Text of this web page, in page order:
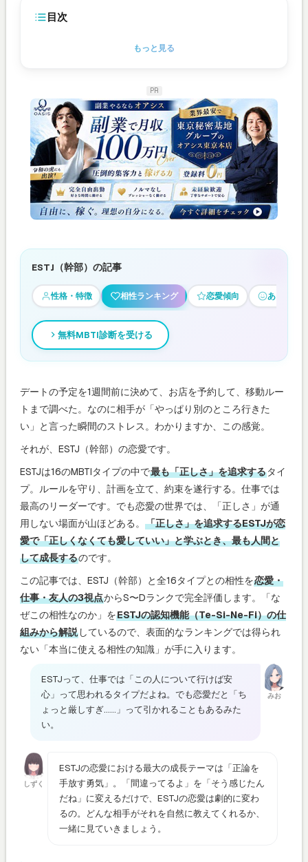
目次
もっと見る
PR
ESTJ（幹部）の記事
性格・特徴 相性ランキング 恋愛傾向 あるある
無料MBTI診断を受ける
デートの予定を1週間前に決めて、お店を予約して、移動ルー
トまで調べた。なのに相手が「やっぱり別のところ行きた
い」と言った瞬間のストレス。わかりますか、この感覚。
それが、ESTJ（幹部）の恋愛です。
ESTJは16のMBTIタイプの中で最も「正しさ」を追求するタイ
プ。ルールを守り、計画を立て、約束を遂行する。仕事では
最高のリーダーです。でも恋愛の世界では、「正しさ」が通
用しない場面が山ほどある。 「正しさ」を追求するESTJが恋
愛で「正しくなくても愛していい」と学ぶとき、最も人間と
して成長するのです。
この記事では、ESTJ（幹部）と全16タイプとの相性を恋愛・
仕事・友人の3視点からS〜Dランクで完全評価します。「な
ぜこの相性なのか」をESTJの認知機能（Te-Si-Ne-Fi）の仕
組みから解説 しているので、表面的なランキングでは得られ
ない「本当に使える相性の知識」が手に入ります。
みお
ESTJって、仕事では「この人について行けば安
心」って思われるタイプだよね。でも恋愛だと「ち
ょっと厳しすぎ……」って引かれることもあるみた
い。
しずく
ESTJの恋愛における最大の成長テーマは「正論を
手放す勇気」。「間違ってるよ」を「そう感じたん
だね」に変えるだけで、ESTJの恋愛は劇的に変わ
るの。どんな相手がそれを自然に教えてくれるか、
一緒に見ていきましょう。